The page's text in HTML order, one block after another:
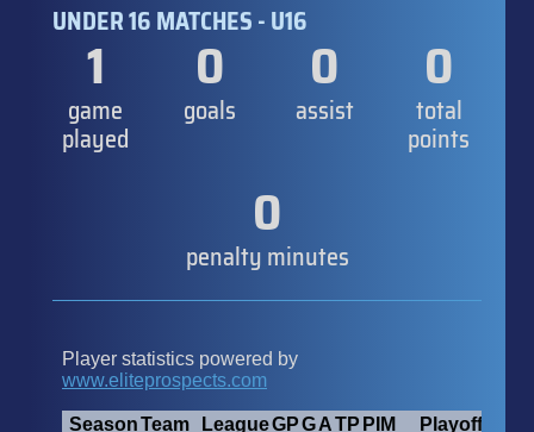
UNDER 16 MATCHES - U16
1
game
played
0
goals
0
assist
0
total
points
0
penalty minutes